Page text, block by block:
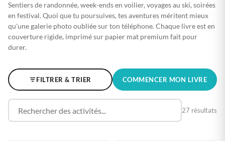
Sentiers de randonnée, week-ends en voilier, voyages au ski, soirées
en festival. Quoi que tu poursuives, tes aventures méritent mieux
qu'une galerie photo oubliée sur ton téléphone. Chaque livre est en
couverture rigide, imprimé sur papier mat premium fait pour
durer.
FILTRER & TRIER COMMENCER MON LIVRE
27 résultats